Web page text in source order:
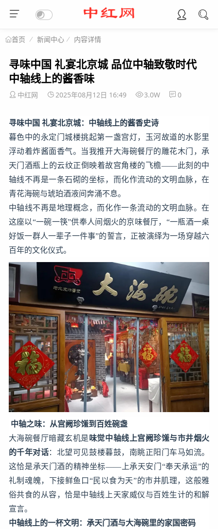
首页 新闻中心 内容详情
寻味中国 礼宴北京城 品位中轴致敬时代
中轴线上的酱香味
中红网 2025年08月12日 16:49 3.0W 0
寻味中国 礼宴北京城：中轴线上的酱香史诗
暮色中的永定门城楼挑起第一盏宫灯，玉河故道的水影里
浮动着炸酱面香气。当我推开大海碗餐厅的雕花木门，承
天门酒瓶上的云纹正倒映着故宫角楼的飞檐——此刻的中
轴线不再是一条石砌的坐标，而化作流动的文明血脉，在
青花海碗与琥珀酒液间奔涌不息。
中轴线不再是地理概念，而化作一条流动的文明血脉。在
这座以“一碗一筷”供奉人间烟火的京味餐厅，“一瓶酒一桌
好饭一群人一辈子一件事”的誓言，正被演绎为一场穿越六
百年的文化仪式。
中轴之味：从宫阙珍馐到百姓碗盏
大海碗餐厅暗藏玄机是 味觉中轴线上宫阙珍馐与市井烟火
的千年对话：北望可见鼓楼暮鼓，南眺正阳门车马如流。
这恰是承天门酒的精神坐标——上承天安门“奉天承运”的
礼制魂魄，下接鲜鱼口“民以食为天”的市井肌理，这般雅
俗共食的从容，恰是中轴线上天家威仪与百姓生计的和解
宣言。
中轴线上的一杯文明：承天门酒与大海碗里的家国密码